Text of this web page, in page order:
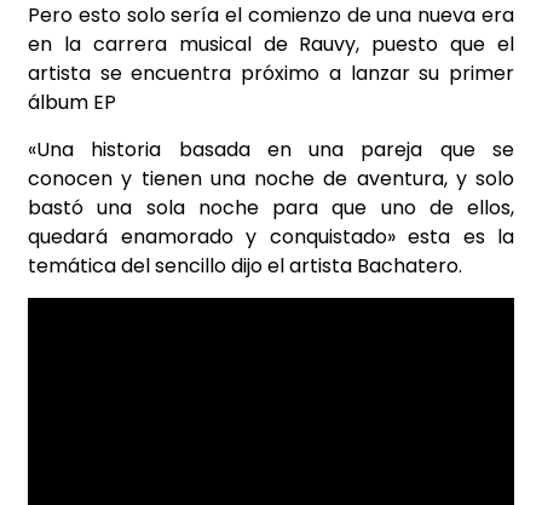
Pero esto solo sería el comienzo de una nueva era
en la carrera musical de Rauvy, puesto que el
artista se encuentra próximo a lanzar su primer
álbum EP
«Una historia basada en una pareja que se
conocen y tienen una noche de aventura, y solo
bastó una sola noche para que uno de ellos,
quedará enamorado y conquistado» esta es la
temática del sencillo dijo el artista Bachatero.